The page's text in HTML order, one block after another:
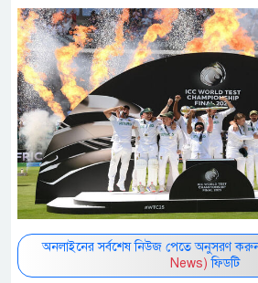
অনলাইনের সর্বশেষ নিউজ পেতে অনুসরণ
News) ফিডটি